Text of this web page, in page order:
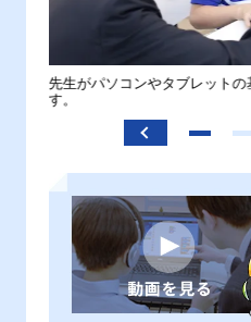
先生がパソコンやタブレット
す。